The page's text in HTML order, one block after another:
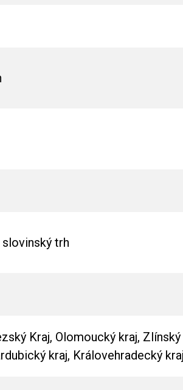
trh
Kraj, Olomoucký kraj, Zlínský
kraj, Královehradecký